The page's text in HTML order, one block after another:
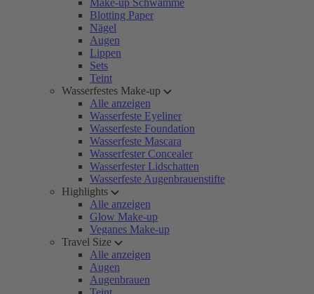
Make-up Schwämme
Blotting Paper
Nägel
Augen
Lippen
Sets
Teint
Wasserfestes Make-up
Alle anzeigen
Wasserfeste Eyeliner
Wasserfeste Foundation
Wasserfeste Mascara
Wasserfester Concealer
Wasserfester Lidschatten
Wasserfeste Augenbrauenstifte
Highlights
Alle anzeigen
Glow Make-up
Veganes Make-up
Travel Size
Alle anzeigen
Augen
Augenbrauen